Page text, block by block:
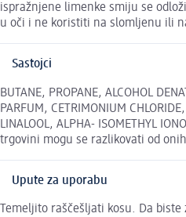
ispražnjene limenke smiju se
u oči i ne koristiti na slomljenu ili
Sastojci
BUTANE, PROPANE, ALCOHOL
PARFUM, CETRIMONIUM
LINALOOL, ALPHA- ISOMETHYL
trgovini mogu se razlikovati od
Upute za uporabu
Temeljito raščešljati kosu. Da